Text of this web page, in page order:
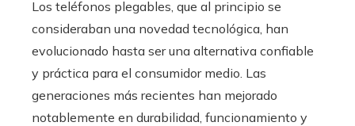
Los teléfonos plegables, que al principio se
consideraban una novedad tecnológica, han
evolucionado hasta ser una alternativa confiable
y práctica para el consumidor medio. Las
generaciones más recientes han mejorado
notablemente en durabilidad, funcionamiento y